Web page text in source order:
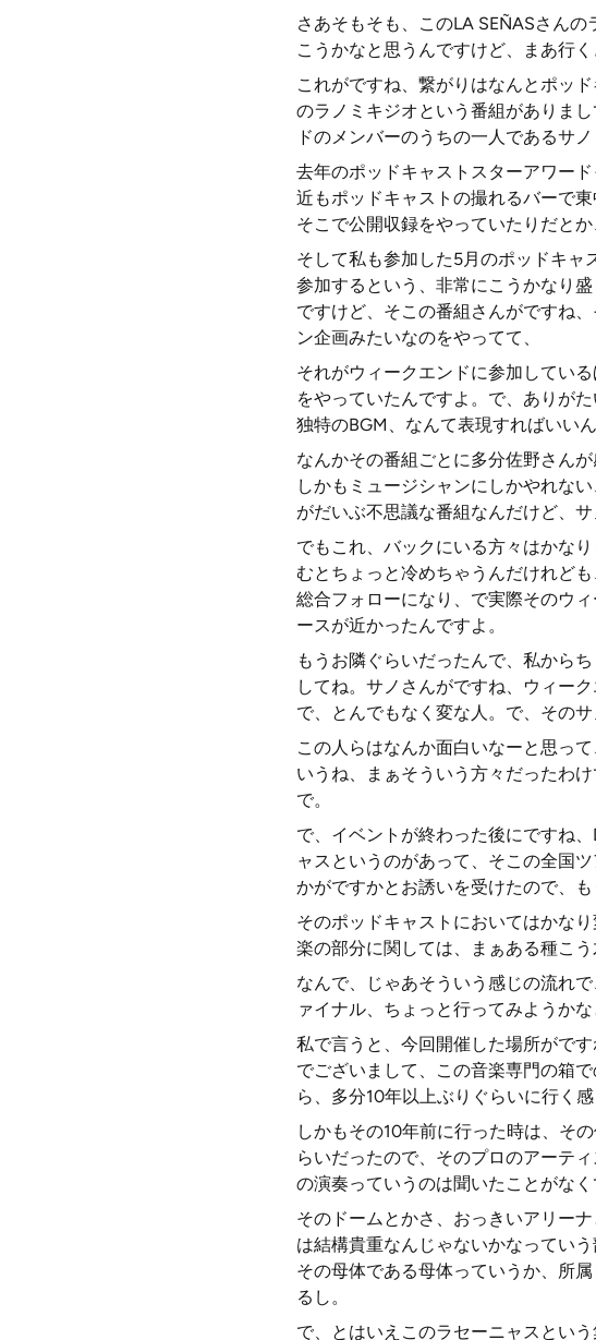
さあそもそも、このLA SEÑASさん
こうかなと思うんですけど、まあ行く
これがですね、繋がりはなんとポッ
のラノミキジオという番組がありま
ドのメンバーのうちの一人であるサ
去年のポッドキャストスターアワー
近もポッドキャストの撮れるバーで
そこで公開収録をやっていたりだとか
そして私も参加した5月のポッドキャ
参加するという、非常にこうかなり
ですけど、そこの番組さんがですね
ン企画みたいなのをやってて、
それがウィークエンドに参加してい
をやっていたんですよ。で、ありが
独特のBGM、なんて表現すればいいん
なんかその番組ごとに多分佐野さん
しかもミュージシャンにしかやれな
がだいぶ不思議な番組なんだけど、
でもこれ、バックにいる方々はかな
むとちょっと冷めちゃうんだけれど
総合フォローになり、で実際そのウ
ースが近かったんですよ。
もうお隣ぐらいだったんで、私から
してね。サノさんがですね、ウィー
で、とんでもなく変な人。で、その
この人らはなんか面白いなーと思っ
いうね、まぁそういう方々だったわ
で。
で、イベントが終わった後にですね
ャスというのがあって、そこの全国
かがですかとお誘いを受けたので、
そのポッドキャストにおいてはかな
楽の部分に関しては、まぁある種こ
なんで、じゃあそういう感じの流れ
ァイナル、ちょっと行ってみようか
私で言うと、今回開催した場所がで
でございまして、この音楽専門の箱
ら、多分10年以上ぶりぐらいに行く感
しかもその10年前に行った時は、そ
らいだったので、そのプロのアーテ
の演奏っていうのは聞いたことがなく
そのドームとかさ、おっきいアリー
は結構貴重なんじゃないかなってい
その母体である母体っていうか、所
るし。
で、とはいえこのラセーニャスとい